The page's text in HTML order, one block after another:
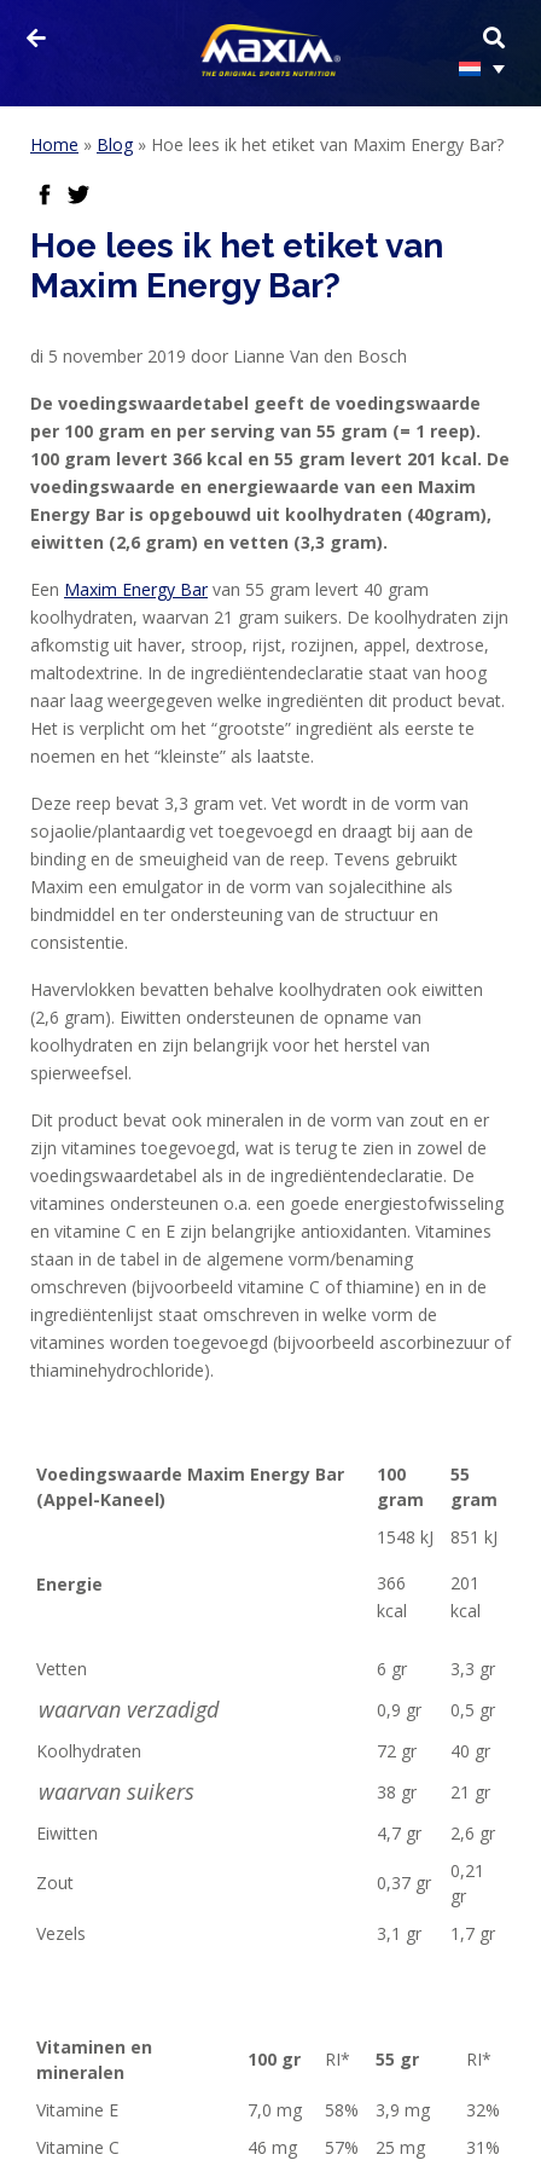
Home » Blog» Hoe lees ik het etiket van Maxim Energy Bar?
facebook
Hoe lees ik het etiket van
Maxim Energy Bar?
di 5 november 2019 door Lianne Van den Bosch
De voedingswaardetabel geeft de voedingswaarde
per 100 gram en per serving van 55 gram (= 1 reep).
100 gram levert 366 kcal en 55 gram levert 201 kcal. De
voedingswaarde en energiewaarde van een Maxim
Energy Bar is opgebouwd uit koolhydraten (40gram),
eiwitten (2,6 gram) en vetten (3,3 gram).
Een Maxim Energy Barvan 55 gram levert 40 gram
koolhydraten, waarvan 21 gram suikers. De koolhydraten zijn
afkomstig uit haver, stroop, rijst, rozijnen, appel, dextrose,
maltodextrine. In de ingrediëntendeclaratie staat van hoog
naar laag weergegeven welke ingrediënten dit product bevat.
Het is verplicht om het “grootste” ingrediënt als eerste te
noemen en het “kleinste” als laatste.
Deze reep bevat 3,3 gram vet. Vet wordt in de vorm van
sojaolie/plantaardig vet toegevoegd en draagt bij aan de
binding en de smeuigheid van de reep. Tevens gebruikt
Maxim een emulgator in de vorm van sojalecithine als
bindmiddel en ter ondersteuning van de structuur en
consistentie.
Havervlokken bevatten behalve koolhydraten ook eiwitten
(2,6 gram). Eiwitten ondersteunen de opname van
koolhydraten en zijn belangrijk voor het herstel van
spierweefsel.
Dit product bevat ook mineralen in de vorm van zout en er
zijn vitamines toegevoegd, wat is terug te zien in zowel de
voedingswaardetabel als in de ingrediëntendeclaratie. De
vitamines ondersteunen o.a. een goede energiestofwisseling
en vitamine C en E zijn belangrijke antioxidanten. Vitamines
staan in de tabel in de algemene vorm/benaming
omschreven (bijvoorbeeld vitamine C of thiamine) en in de
ingrediëntenlijst staat omschreven in welke vorm de
vitamines worden toegevoegd (bijvoorbeeld ascorbinezuur of
thiaminehydrochloride).
Voedingswaarde Maxim Energy Bar
(Appel-Kaneel)
100
gram
55
gram
Energie
1548 kJ
366
kcal
851 kJ
201
kcal
Vetten 6 gr 3,3 gr
waarvan verzadigd 0,9 gr
0,5 gr
Koolhydraten
72 gr 40 gr
waarvan suikers 38 gr
21 gr
Eiwitten
4,7 gr 2,6 gr
Zout 0,37 gr
0,21
gr
Vezels
3,1 gr 1,7 gr
Vitaminen en
mineralen
100 gr RI* 55 gr RI*
Vitamine E 7,0 mg 58% 3,9 mg
32%
Vitamine C
46 mg 57% 25 mg 31%
HOME
PRODUCTEN
SPORTVOEDING
EIWITTEN
EN
HERSTEL
SPORT
EN
DIEET
MAXIM
TRAINING
MAXIM
FEEDS
BLUE
NANA
BLOG
KLANTENSERVICE